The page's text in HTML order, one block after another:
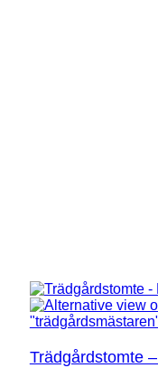
Trädgårdstomte